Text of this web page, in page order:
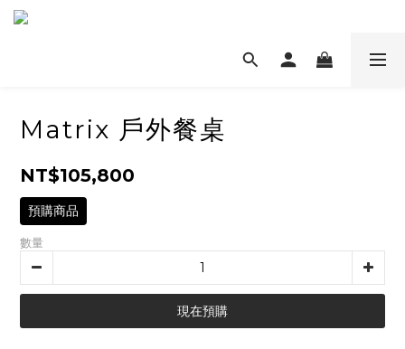
Matrix 戶外餐桌
NT$105,800
預購商品
數量
現在預購